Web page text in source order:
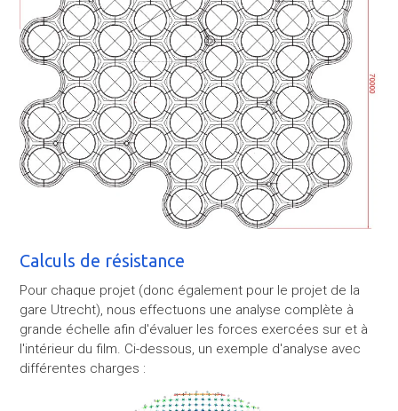
Calculs de résistance
Pour chaque projet (donc également pour le projet de la
gare Utrecht), nous effectuons une analyse complète à
grande échelle afin d'évaluer les forces exercées sur et à
l'intérieur du film. Ci-dessous, un exemple d'analyse avec
différentes charges :